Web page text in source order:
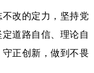
改的定力，坚持党
道路自信、理论自
正创新，做到不畏